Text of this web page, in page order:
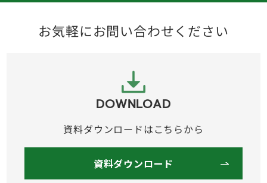
お気軽にお問い合わせください
DOWNLOAD
資料ダウンロードはこちらから
資料ダウンロード